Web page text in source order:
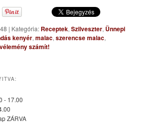
| Kategória: Receptek,Szilveszter, Ünnepi
kenyér,malac,szerencse malac,
számít!
- 17.00
ZÁRVA